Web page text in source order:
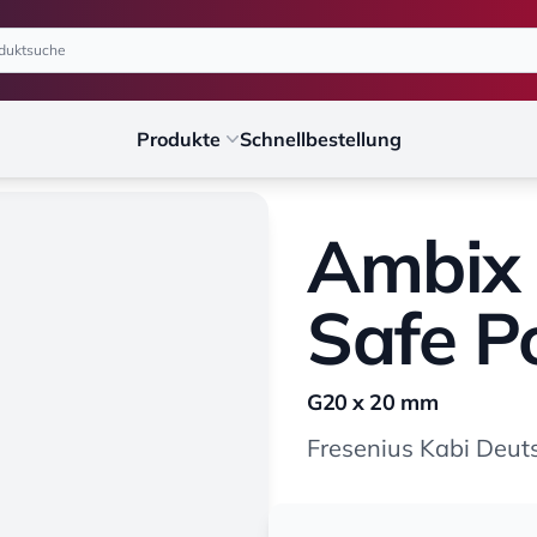
Produkte Schnellbestellung
Safe
G20 x 20 mm
Fresenius Kabi